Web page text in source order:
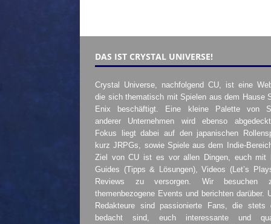
DAS IST CRYSTAL UNIVERSE!
Crystal Universe, nachfolgend CU, ist eine
die sich thematisch mit Spielen aus dem Hause
Enix beschäftigt. Eine kleine Palette von
anderer Unternehmen wird ebenso
Fokus liegt dabei auf den japanischen
kurz JRPGs, sowie Spiele aus dem Indie-
Ziel von CU ist es vor allen Dingen, euch mit
Guides (Tipps & Lösungen), Videos (Let’s
Reviews zu versorgen. Wir besuchen
themenbezogene Events und berichten darüber.
Redakteure sind passionierte Fans, die stets
bedacht sind, euch interessante und